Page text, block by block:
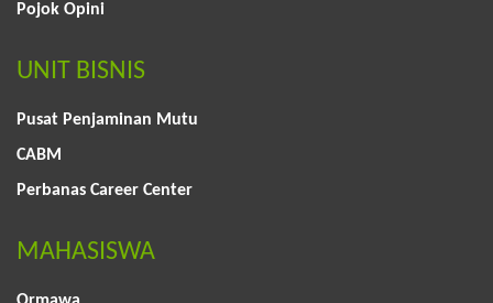
Pojok Opini
UNIT BISNIS
Pusat Penjaminan Mutu
CABM
Perbanas Career Center
MAHASISWA